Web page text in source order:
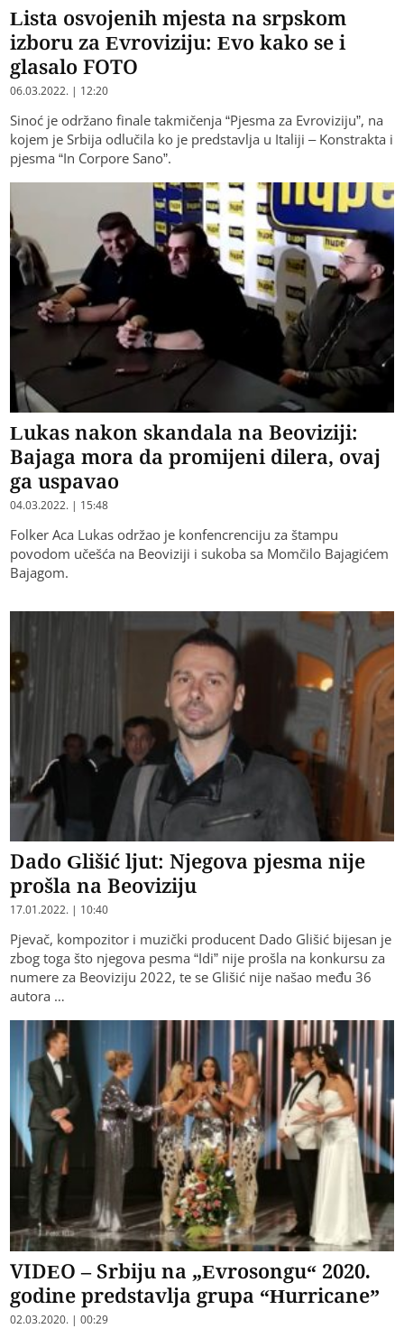
Lista osvojenih mjesta na srpskom
izboru za Evroviziju: Evo kako se i
glasalo FOTO
06.03.2022. | 12:20
Sinoć je održano finale takmičenja “Pjesma za Evroviziju”, na
kojem je Srbija odlučila ko je predstavlja u Italiji – Konstrakta i
pjesma “In Corpore Sano”.
Lukas nakon skandala na Beoviziji:
Bajaga mora da promijeni dilera, ovaj
ga uspavao
04.03.2022. | 15:48
Folker Aca Lukas održao je konfencrenciju za štampu
povodom učešća na Beoviziji i sukoba sa Momčilo Bajagićem
Bajagom.
Dado Glišić ljut: Njegova pjesma nije
prošla na Beoviziju
17.01.2022. | 10:40
Pjevač, kompozitor i muzički producent Dado Glišić bijesan je
zbog toga što njegova pesma “Idi” nije prošla na konkursu za
numere za Beoviziju 2022, te se Glišić nije našao među 36
autora …
VIDEO – Srbiju na „Evrosongu“ 2020.
godine predstavlja grupa “Hurricane”
02.03.2020. | 00:29